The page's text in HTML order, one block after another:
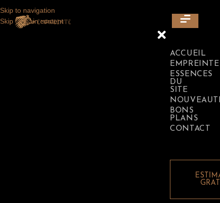
Skip to navigation
Skip to main content
ACCUEIL
EMPREINTE
ESSENCES
DU
SITE
BONS
PLANS
CONTACT
LAISSEZ VOUS SÉDUIRE PAR L'ÉLÉGANCE DE NOS ESSENCES
DE BOIS EXOTIQUE ☀️ C'EST JUSTE ICI ⬇